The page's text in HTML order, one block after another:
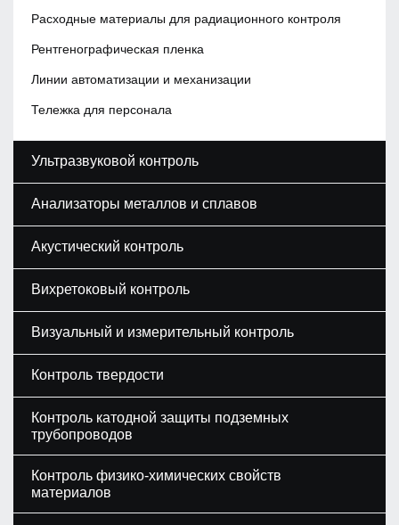
Расходные материалы для радиационного контроля
Рентгенографическая пленка
Линии автоматизации и механизации
Тележка для персонала
Ультразвуковой контроль
Анализаторы металлов и сплавов
Акустический контроль
Вихретоковый контроль
Визуальный и измерительный контроль
Контроль твердости
Контроль катодной защиты подземных
трубопроводов
Контроль физико-химических свойств
материалов